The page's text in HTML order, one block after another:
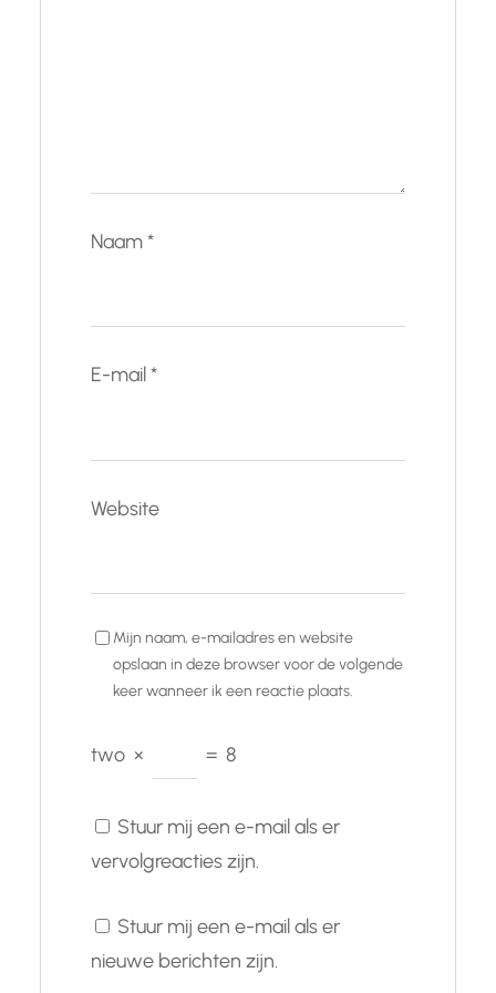
Naam*
E-mail*
Website
Mijn naam, e-mailadres en website
opslaan in deze browser voor de volgende
keer wanneer ik een reactie plaats.
two × = 8
Stuur mij een e-mail als er
vervolgreacties zijn.
Stuur mij een e-mail als er
nieuwe berichten zijn.